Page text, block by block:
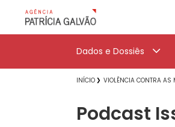
Dados e Dossiês
INÍCIO VIOLÊNCIA CONTRA AS
Podcast